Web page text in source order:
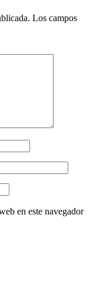
Los campos
en este navegador